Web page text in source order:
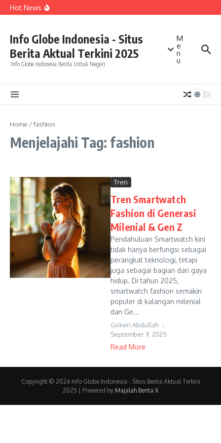
Lewati ke konten
Hot News
di Daerah dengan Angka Stunting Tinggi
Jadi Perhatian
Kuasa Hukum Tegaskan Tidak Ada Laporan Polisi dari
Sarwendah terhadap Betrand Peto
Info Globe Indonesia - Situs
Berita Aktual Terkini 2025
Info Globe Indonesia Berita Untuk Negeri
M
e
n
u
Home /fashion
Menjelajahi Tag: fashion
Tren
Tren Smartwatch
Fashion di Generasi
Milenial & Gen Z
Pendahuluan Smartwatch kini
tidak hanya berfungsi sebagai
perangkat teknologi, tetapi
juga sebagai bagian dari gaya
hidup. Di tahun 2025,
smartwatch fashion semakin
populer di kalangan milenial
dan Ge...
Goken Abdullah
September 9, 2025
Read More
Copyright © 2026 Info Globe Indonesia - Situs Berita Aktual Terkini
2025 | Powered by Majalah Berita X